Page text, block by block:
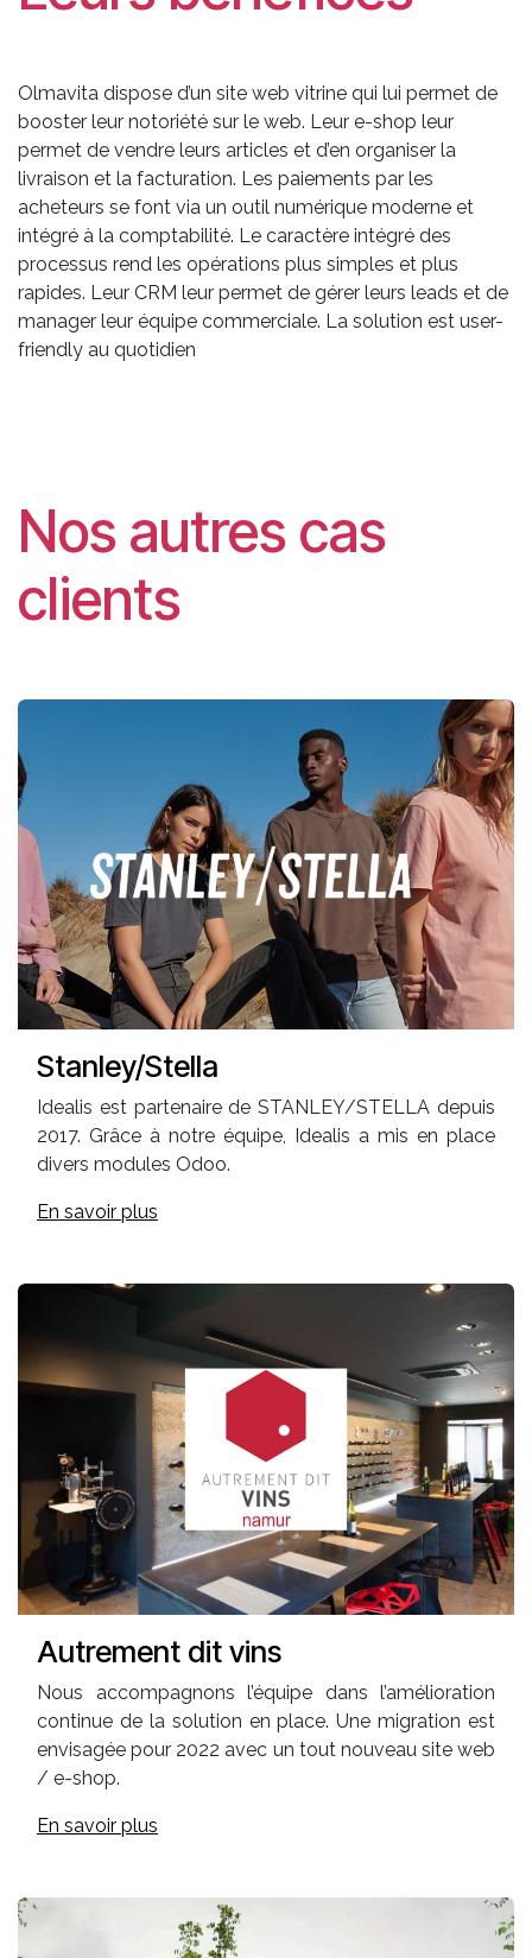
Olmavita dispose d’un site web vitrine qui lui permet de
booster leur notoriété sur le web. Leur e-shop leur
permet de vendre leurs articles et d’en organiser la
livraison et la facturation. Les paiements par les
acheteurs se font via un outil numérique moderne et
intégré à la comptabilité. Le caractère intégré des
processus rend les opérations plus simples et plus
rapides. Leur CRM leur permet de gérer leurs leads et de
manager leur équipe commerciale. La solution est user-
friendly au quotidien
Nos autres cas
clients
Stanley/Stella
Idealis est partenaire de STANLEY/STELLA depuis
2017. Grâce à notre équipe, Idealis a mis en place
divers modules Odoo.
En savoir plus
Autrement dit vins
Nous accompagnons l’équipe dans l’amélioration
continue de la solution en place. Une migration est
envisagée pour 2022 avec un tout nouveau site web
/ e-shop.
En savoir plus